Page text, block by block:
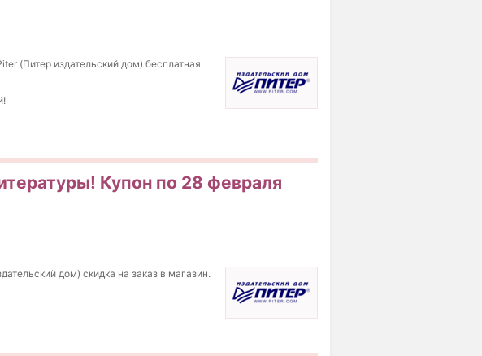
(Питер издательский дом) бесплатная
Купон по 28 февраля
дом) скидка на заказ в магазин.